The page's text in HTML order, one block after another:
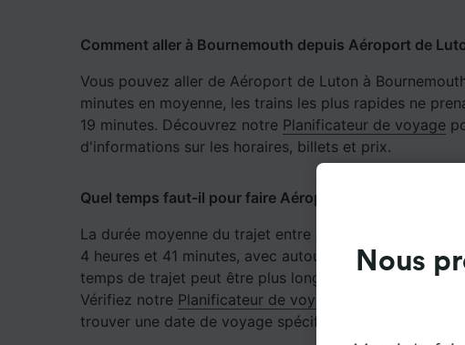
Comment aller à Bournemouth depuis Aéroport de
Vous pouvez aller de Aéroport de Luton à
minutes en moyenne, les trains les plus rapides ne
19 minutes. Découvrez notre Planificateur de voyage
d'informations sur les horaires, billets et prix.
Quel temps faut-il pour faire Aéroport de Luton -
La durée moyenne du trajet entre Aéroport de Luton et
4 heures et 41 minutes, avec autour de 75 trains par
temps de trajet peut être plus long les week-ends et
Vérifiez notre Planificateur de voyage
accessible sur
trouver une date de voyage spécifique.
Nous